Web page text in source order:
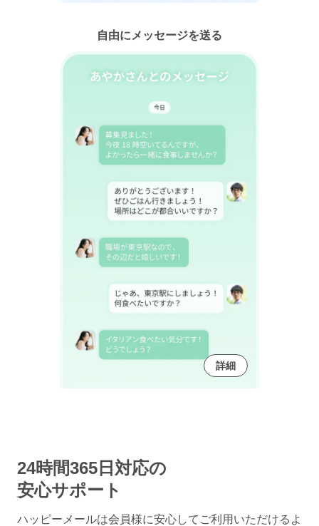
自由にメッセージを送る
詳細
24時間365日対応の
安心サポート
ハッピーメールは会員様に安心してご利用いただけるよ